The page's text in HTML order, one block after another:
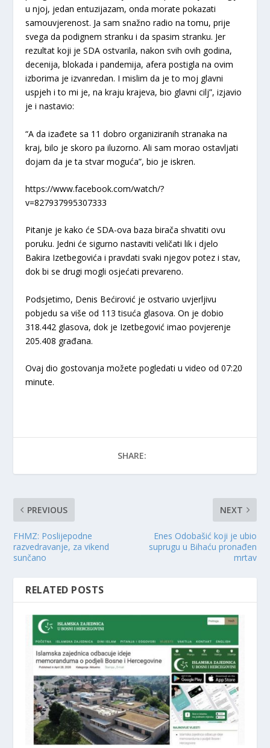
u njoj, jedan entuzijazam, onda morate pokazati
samouvjerenost. Ja sam snažno radio na tomu, prije
svega da podignem stranku i da spasim stranku. Jer
rezultat koji je SDA ostvarila, nakon svih ovih godina,
decenija, blokada i pandemija, afera postigla na ovim
izborima je izvanredan. I mislim da je to moj glavni
uspjeh i to mi je, na kraju krajeva, bio glavni cilj”, izjavio
je i nastavio:
“A da izađete sa 11 dobro organiziranih stranaka na
kraj, bilo je skoro pa iluzorno. Ali sam morao ostavljati
dojam da je ta stvar moguća”, bio je iskren.
https://www.facebook.com/watch/?
v=827937995307333
Pitanje je kako će SDA-ova baza birača shvatiti ovu
poruku. Jedni će sigurno nastaviti veličati lik i djelo
Bakira Izetbegovića i pravdati svaki njegov potez i stav,
dok bi se drugi mogli osjećati prevareno.
Podsjetimo, Denis Bećirović je ostvario uvjerljivu
pobjedu sa više od 113 tisuća glasova. On je dobio
318.442 glasova, dok je Izetbegović imao povjerenje
205.408 građana.
Ovaj dio gostovanja možete pogledati u video od 07:20
minute.
SHARE:
PREVIOUS
FHMZ: Poslijepodne
razvedravanje, za vikend
sunčano
NEXT
Enes Odobašić koji je ubio
suprugu u Bihaću pronađen
mrtav
RELATED POSTS